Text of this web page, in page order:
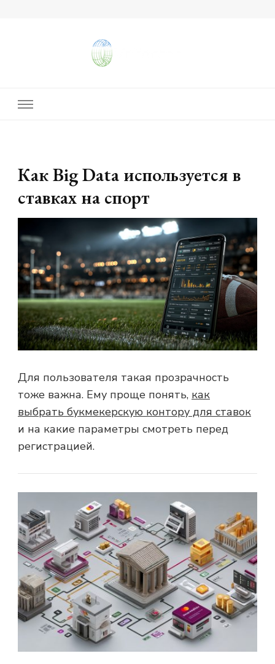
Как Big Data используется в
ставках на спорт
Для пользователя такая прозрачность
тоже важна. Ему проще понять, как
выбрать букмекерскую контору для ставок
и на какие параметры смотреть перед
регистрацией.